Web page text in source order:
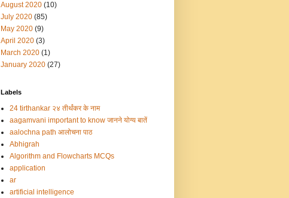
August 2020 (10)
July 2020 (85)
May 2020 (9)
April 2020 (3)
March 2020 (1)
January 2020 (27)
Labels
24 tirthankar २४ तीर्थंकर के नाम
aagamvani important to know जानने योग्य बातें
aalochna path आलोचना पाठ
Abhigrah
Algorithm and Flowcharts MCQs
application
ar
artificial intelligence